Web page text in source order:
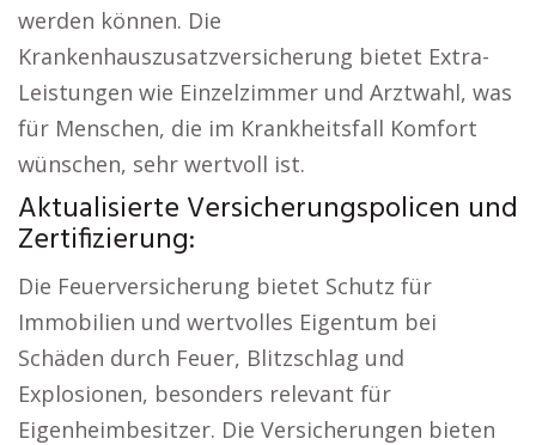
werden können. Die
Krankenhauszusatzversicherung bietet Extra-
Leistungen wie Einzelzimmer und Arztwahl, was
für Menschen, die im Krankheitsfall Komfort
wünschen, sehr wertvoll ist.
Aktualisierte Versicherungspolicen und
Zertifizierung:
Die Feuerversicherung bietet Schutz für
Immobilien und wertvolles Eigentum bei
Schäden durch Feuer, Blitzschlag und
Explosionen, besonders relevant für
Eigenheimbesitzer. Die Versicherungen bieten